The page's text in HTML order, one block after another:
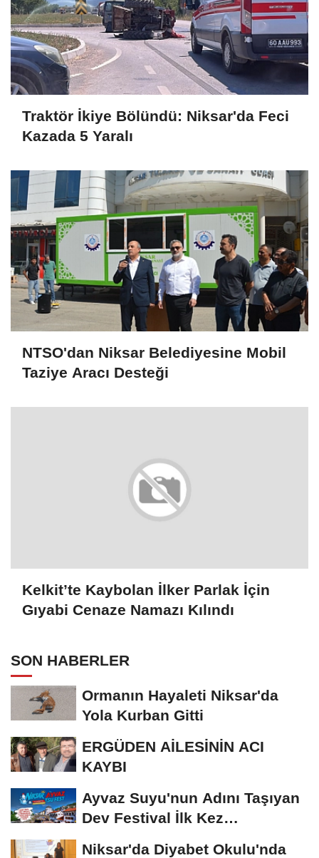
Traktör İkiye Bölündü: Niksar'da Feci
Kazada 5 Yaralı
NTSO'dan Niksar Belediyesine Mobil
Taziye Aracı Desteği
Kelkit’te Kaybolan İlker Parlak İçin
Gıyabi Cenaze Namazı Kılındı
SON HABERLER
Ormanın Hayaleti Niksar'da
Yola Kurban Gitti
ERGÜDEN AİLESİNİN ACI
KAYBI
Ayvaz Suyu'nun Adını Taşıyan
Dev Festival İlk Kez
Niksar'da Diyabet Okulu'nda